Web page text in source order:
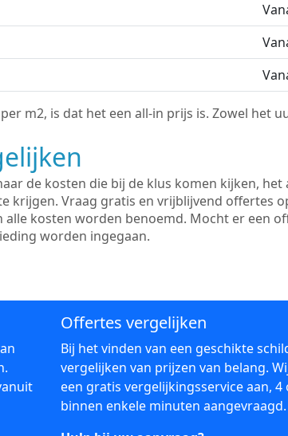
m2, is dat het een all-in prijs is. Zowel het
de kosten die bij de klus komen kijken,
krijgen. Vraag gratis en vrijblijvend offertes
alle kosten worden benoemd. Mocht er een
worden ingegaan.
Offertes vergelijken
Bij het vinden van een geschikte
vergelijken van prijzen van belang.
een gratis vergelijkingsservice aan, 4
binnen enkele minuten aangevraagd.